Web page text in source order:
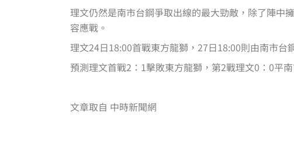
理文仍然是南市台鋼爭取出線的最大勁敵，除了陣中
容應戰。
理文24日18:00首戰東方龍獅，27日18:00則由南市台
預測理文首戰2：1擊敗東方龍獅，第2戰理文0：0平
文章取自 中時新聞網